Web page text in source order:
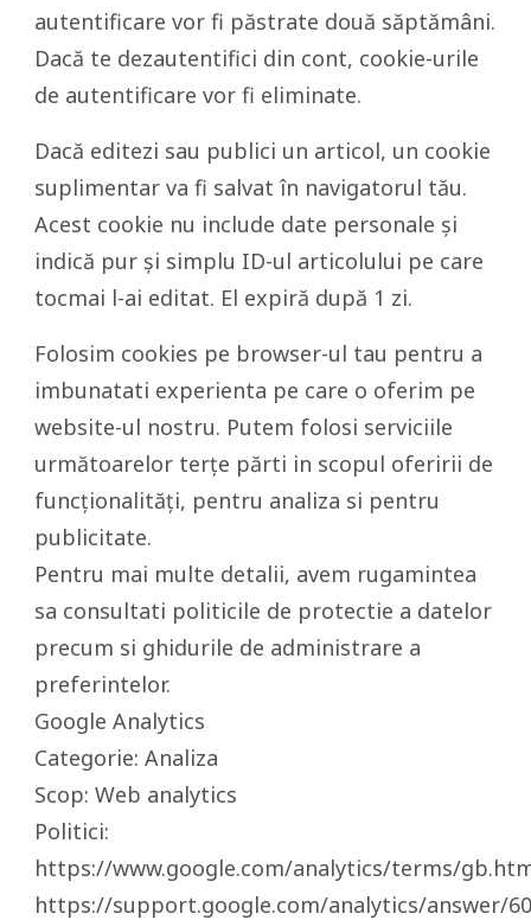
autentificare vor fi păstrate două săptămâni.
Dacă te dezautentifici din cont, cookie-urile
de autentificare vor fi eliminate.
Dacă editezi sau publici un articol, un cookie
suplimentar va fi salvat în navigatorul tău.
Acest cookie nu include date personale și
indică pur și simplu ID-ul articolului pe care
tocmai l-ai editat. El expiră după 1 zi.
Folosim cookies pe browser-ul tau pentru a
imbunatati experienta pe care o oferim pe
website-ul nostru. Putem folosi serviciile
următoarelor terțe părti in scopul oferirii de
funcționalități, pentru analiza si pentru
publicitate.
Pentru mai multe detalii, avem rugamintea
sa consultati politicile de protectie a datelor
precum si ghidurile de administrare a
preferintelor.
Google Analytics
Categorie: Analiza
Scop: Web analytics
Politici:
https://www.google.com/analytics/terms/
https://support.google.com/analytics/answer/